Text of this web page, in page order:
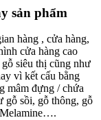
sản phẩm
hàng , cửa hàng,
cửa hàng cao
siêu thị cũng như
vì kết cấu bằng
mâm đựng / chứa
gỗ sồi, gỗ thông, gỗ